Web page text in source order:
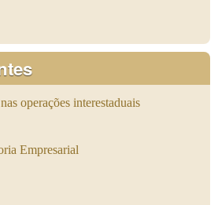
operações interestaduais
Empresarial